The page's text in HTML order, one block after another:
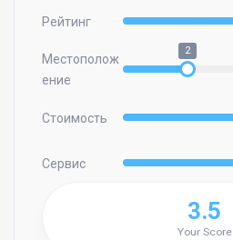
Рейтинг
Местополож
ение
2
Стоимость
Сервис
3.5
Your Score